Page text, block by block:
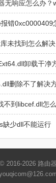
未找到怎么解决
卸载干净
删除不了解决
不到libcef.dll怎
缺少dll不能运行
2016-2026 路由器